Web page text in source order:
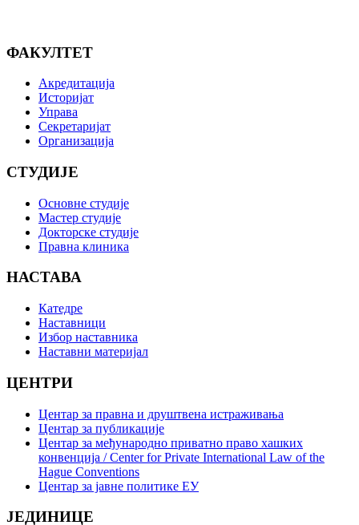
ФАКУЛТЕТ
Акредитација
Историјат
Управа
Секретаријат
Организација
СТУДИЈЕ
Основне студије
Мастер студије
Докторске студије
Правна клиника
НАСТАВА
Катедре
Наставници
Избор наставника
Наставни материјал
ЦЕНТРИ
Центар за правна и друштвена истраживања
Центар за публикације
Центар за међународно приватно право хашких
конвенција / Center for Private International Law of the
Hague Conventions
Центар за јавне политике ЕУ
ЈЕДИНИЦЕ